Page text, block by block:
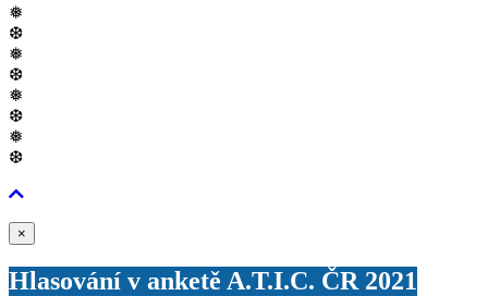
❅
❆
❅
❆
❅
❆
❅
❆
×
Hlasování v anketě A.T.I.C. ČR 2021